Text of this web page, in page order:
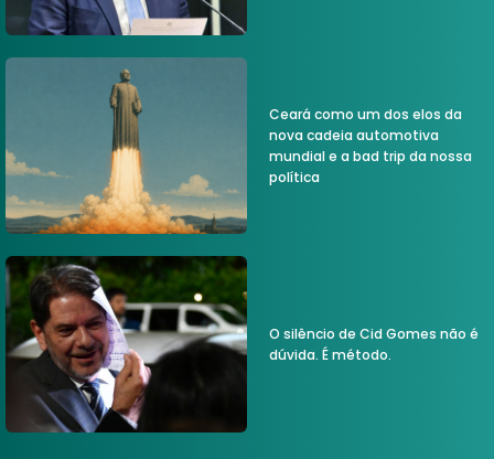
Ceará como um dos elos da
nova cadeia automotiva
mundial e a bad trip da nossa
política
O silêncio de Cid Gomes não é
dúvida. É método.